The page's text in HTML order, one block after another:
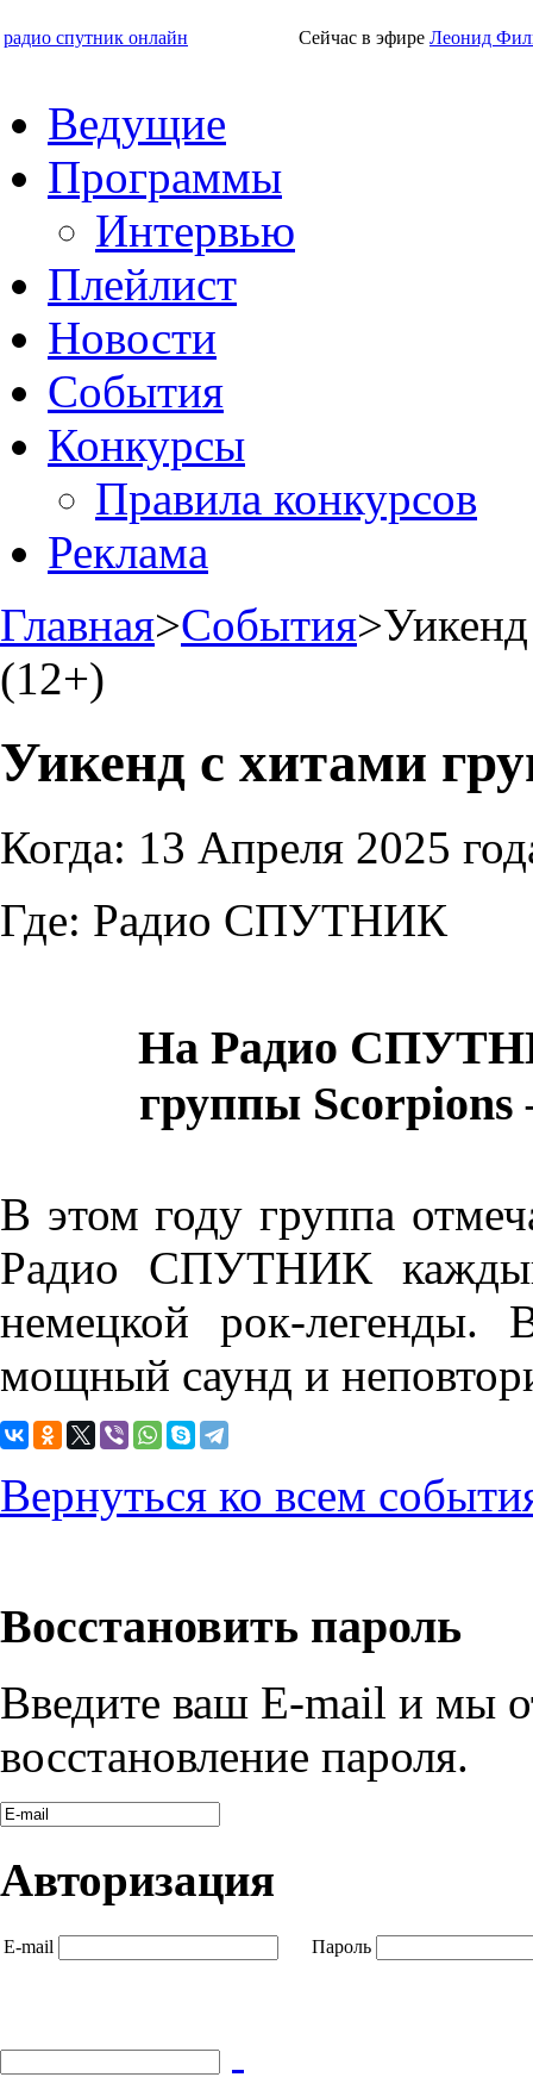
радио спутник онлайн Сейчас в эфире Леонид
Ведущие
Программы
Интервью
Плейлист
Новости
События
Конкурсы
Правила конкурсов
Реклама
Главная>События>
(12+)
Уикенд с хитами
Когда: 13 Апреля 2025
Где: Радио СПУТНИК
На Радио
группы Scorpions
В этом году группа
Радио СПУТНИК
немецкой рок-легенды.
мощный саунд и
Вернуться ко всем
Восстановить пароль
Введите ваш E-mail и мы
восстановление пароля.
Авторизация
E-mail Пароль